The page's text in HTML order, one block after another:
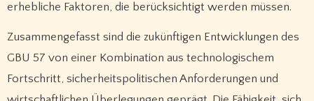
erhebliche Faktoren, die berücksichtigt werden müssen.
Zusammengefasst sind die zukünftigen Entwicklungen des
GBU 57 von einer Kombination aus technologischem
Fortschritt, sicherheitspolitischen Anforderungen und